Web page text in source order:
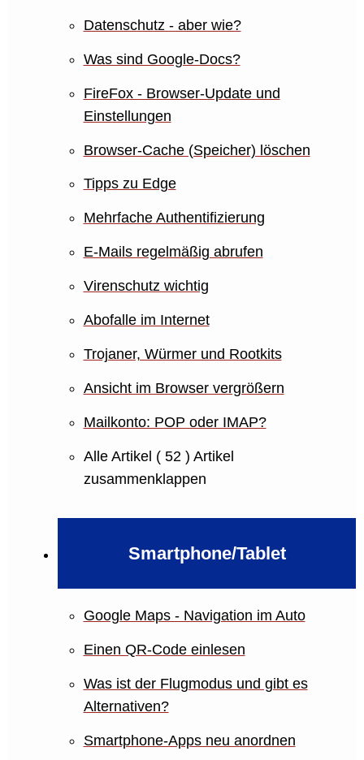
Datenschutz - aber wie?
Was sind Google-Docs?
FireFox - Browser-Update und
Einstellungen
Browser-Cache (Speicher) löschen
Tipps zu Edge
Mehrfache Authentifizierung
E-Mails regelmäßig abrufen
Virenschutz wichtig
Abofalle im Internet
Trojaner, Würmer und Rootkits
Ansicht im Browser vergrößern
Mailkonto: POP oder IMAP?
Alle Artikel ( 52 ) Artikel
zusammenklappen
Smartphone/Tablet
Google Maps - Navigation im Auto
Einen QR-Code einlesen
Was ist der Flugmodus und gibt es
Alternativen?
Smartphone-Apps neu anordnen